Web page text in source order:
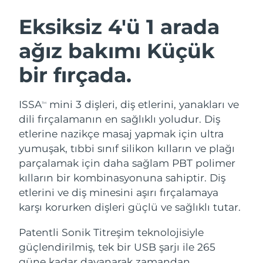
Eksiksiz 4'ü 1 arada
ağız bakımı Küçük
bir fırçada.
ISSATM
mini 3 dişleri, diş etlerini, yanakları ve
dili fırçalamanın en sağlıklı yoludur. Diş
etlerine nazikçe masaj yapmak için ultra
yumuşak, tıbbi sınıf silikon kılların ve plağı
parçalamak için daha sağlam PBT polimer
kılların bir kombinasyonuna sahiptir. Diş
etlerini ve diş minesini aşırı fırçalamaya
karşı korurken dişleri güçlü ve sağlıklı tutar.
Patentli Sonik Titreşim teknolojisiyle
güçlendirilmiş, tek bir USB şarjı ile 265
Yüz temizleme
LUNA™ 4 seti
Anti-aging massage
LUNA™ 4 Plus
Massage, LED heating
LUNA™ 4 Men
BEAR™ 2 seti
Microcurrent toning
BEAR™ 2 go
Microcurrent toning on-the-go
BEAR™ 2 eyes & lips
Nemlendirme
UFO™ 3 seti
Deep facial hydration
UFO™ 3 LED
Near-infrared and red light therapy
device
Ağız bakımı
issa™ 4
Hybrid silicone sonic toothbrush
Smart hybrid silicone sonic toothbrush
FAQ™ YAŞLANMA KARŞITI BAKIM
Yaşlanma karşıtı LED bakım
NEW
Avusturya Tahmini teslim tarihi8/10/26
Bahreyn Tahmini teslim tarihi
Belçika
Bermuda Tahmini teslim tarihi
Bosna-Hersek Tahmini teslim tarihi
Brunei Tahmini teslim tarihi8/15/26
Bulgaristan Tahmini teslim tarihi8/10/26
Şili Tahmini teslim tarihi